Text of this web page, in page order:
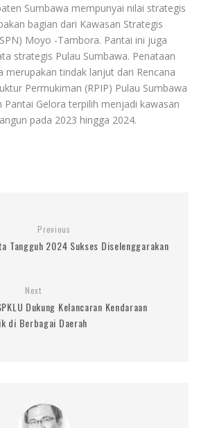
Sumbawa mempunyai nilai strategis
bagian dari Kawasan Strategis
Moyo -Tambora. Pantai ini juga
strategis Pulau Sumbawa. Penataan
merupakan tindak lanjut dari Rencana
Permukiman (RPIP) Pulau Sumbawa
Pantai Gelora terpilih menjadi kawasan
pada 2023 hingga 2024.
Previous
Tangguh 2024 Sukses Diselenggarakan
Next
Dukung Kelancaran Kendaraan
di Berbagai Daerah